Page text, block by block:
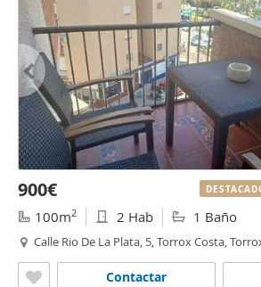
900€
100m2 2 Hab 1 Baño
Calle Rio De La Plata, 5, Torrox Costa,
Contactar